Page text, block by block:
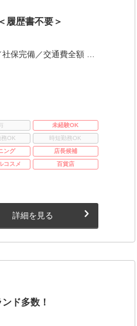
履歴書不要＞
保完備／交通費全額 …
未経験OK
務OK
時短勤務OK
ング
店長候補
コスメ 百貨店
詳細を見る
ド多数！